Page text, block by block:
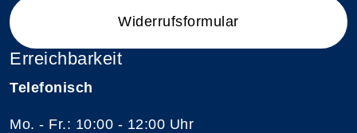
Widerrufsformular
Erreichbarkeit
Telefonisch
Mo. - Fr.: 10:00 - 12:00 Uhr